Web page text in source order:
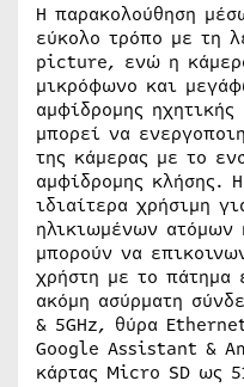
Η παρακολούθηση
εύκολο τρόπο με τη
picture, ενώ η
μικρόφωνο και
αμφίδρομης
μπορεί να
της κάμερας με το
αμφίδρομης κλήσης.
ιδιαίτερα χρήσιμη
ηλικιωμένων
μπορούν να
χρήστη με το πάτημα
ακόμη ασύρματη
& 5GHz, θύρα
Google Assistant &
κάρτας Micro SD ως